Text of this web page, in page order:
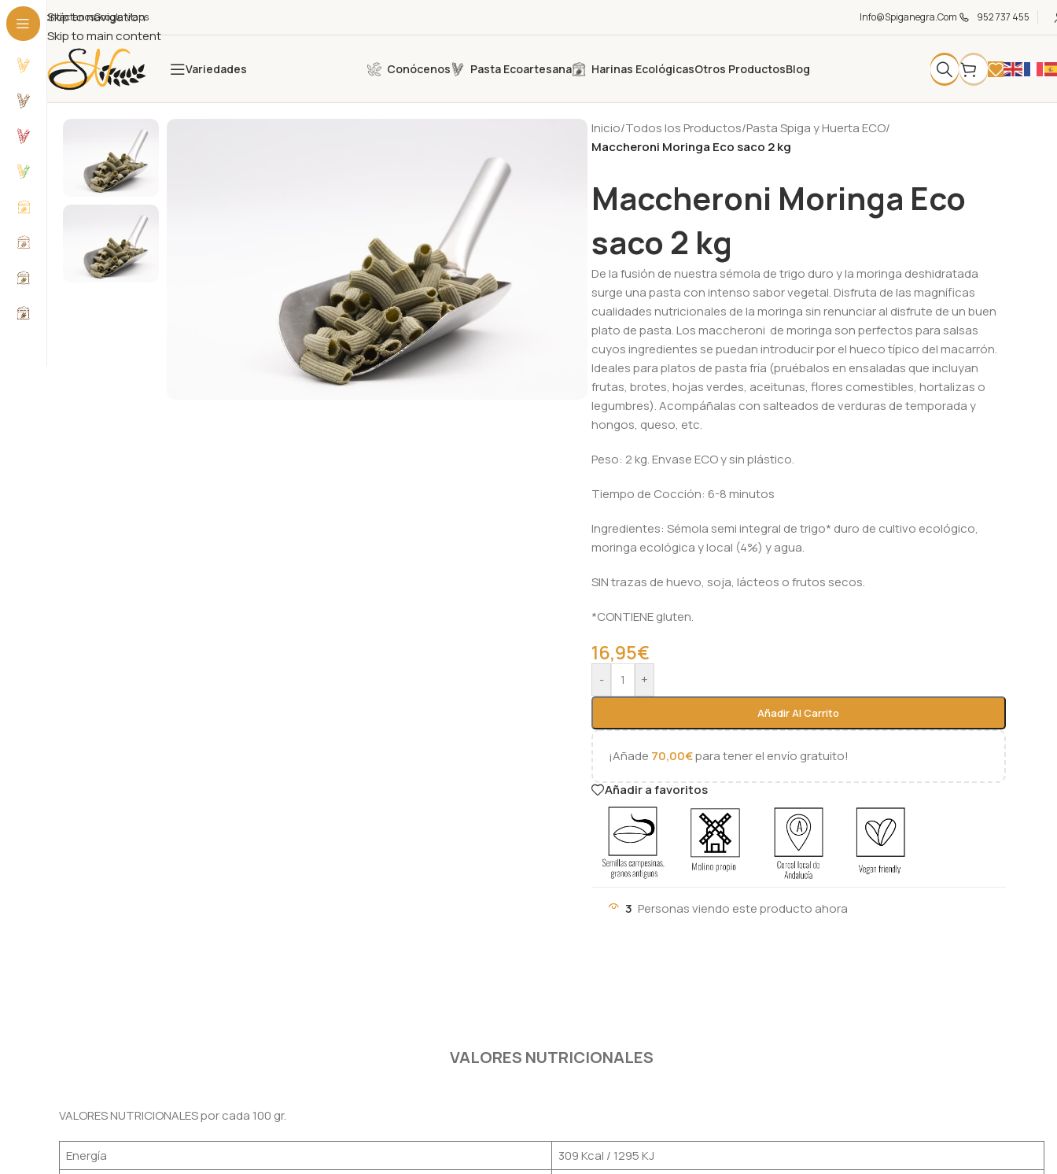
Skip to navigation
Skip to main content
ContáctanosGoogle Maps Info@spiganegra.com 952 737 455
Variedades Conócenos Pasta Ecoartesana Harinas EcológicasOtros ProductosBlog
Inicio/Todos los Productos/Pasta Spiga y Huerta ECO/
Maccheroni Moringa Eco saco 2 kg
Maccheroni Moringa Eco
saco 2 kg
De la fusión de nuestra sémola de trigo duro y la moringa deshidratada
surge una pasta con intenso sabor vegetal. Disfruta de las magníficas
cualidades nutricionales de la moringa sin renunciar al disfrute de un buen
plato de pasta. Los maccheroni de moringa son perfectos para salsas
cuyos ingredientes se puedan introducir por el hueco típico del macarrón.
Ideales para platos de pasta fría (pruébalos en ensaladas que incluyan
frutas, brotes, hojas verdes, aceitunas, flores comestibles, hortalizas o
legumbres). Acompáñalas con salteados de verduras de temporada y
hongos, queso, etc.
Peso: 2 kg. Envase ECO y sin plástico.
Tiempo de Cocción: 6-8 minutos
Ingredientes: Sémola semi integral de trigo* duro de cultivo ecológico,
moringa ecológica y local (4%) y agua.
SIN trazas de huevo, soja, lácteos o frutos secos.
*CONTIENE gluten.
16,95€
- +
Añadir Al Carrito
Alternative:
¡Añade 70,00€para tener el envío gratuito!
Añadir a favoritos
3 Personas viendo este producto ahora
VALORES NUTRICIONALES
VALORES NUTRICIONALES por cada 100 gr.
Energía
309 Kcal / 1295 KJ